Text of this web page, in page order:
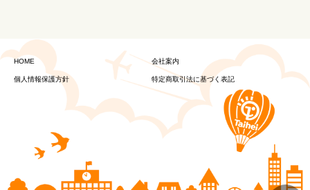
HOME 会社案内
個人情報保護方針 特定商取引法に基づく表記